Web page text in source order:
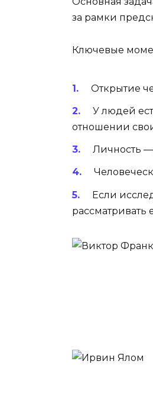
за рамки
Ключевые
Открытие
У людей
отношении
Личность —
Если
рассматривать